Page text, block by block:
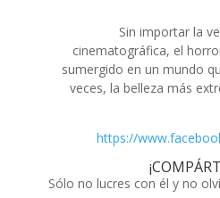
Sin importar la
cinematográfica, el
sumergido en un mundo
veces, la belleza más
https://
Sólo no lucres con él y no